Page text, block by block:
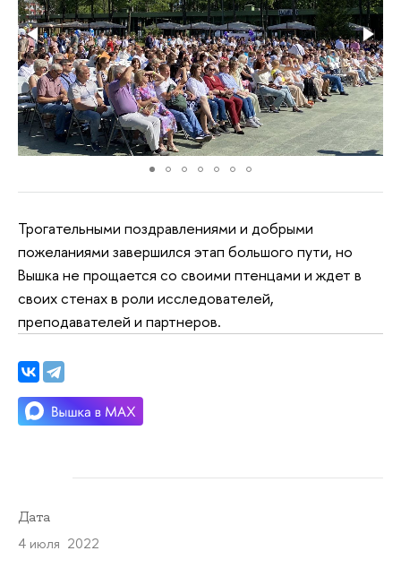
Трогательными поздравлениями и добрыми
пожеланиями завершился этап большого пути, но
Вышка не прощается со своими птенцами и ждет в
своих стенах в роли исследователей,
преподавателей и партнеров.
Дата
4 июля 2022